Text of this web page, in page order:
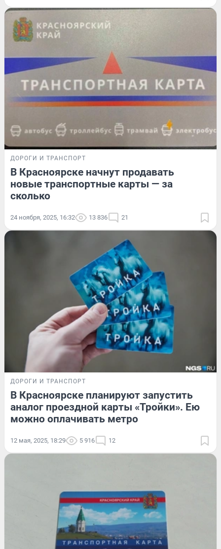
ДОРОГИ И ТРАНСПОРТ
В Красноярске начнут продавать
новые транспортные карты — за
сколько
24 ноября, 2025, 16:32 13 836 21
ДОРОГИ И ТРАНСПОРТ
В Красноярске планируют запустить
аналог проездной карты «Тройки». Ею
можно оплачивать метро
12 мая, 2025, 18:29 5 916 12